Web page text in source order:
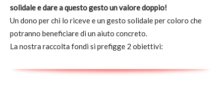
solidale e dare a questo gesto un valore doppio!
Un dono per chi lo riceve e un gesto solidale per coloro che
potranno beneficiare di un aiuto concreto.
La nostra raccolta fondi si prefigge 2 obiettivi: